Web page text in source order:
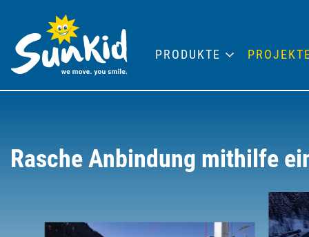
Rasche Anbindung mithilfe
PRODUKTE